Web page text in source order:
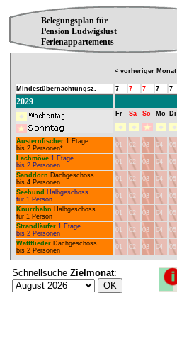
Belegungsplan für
Pension Ludwigslust
Ferienappartements
< vorheriger Monat
Mindestübernachtungsz. 7 7 7 7 7
2029
Fr Sa So Mo Di
Austernfischer 1.Etage
bis 2 Personen*
01 02 03 04 05
Lachmöve 1.Etage
bis 2 Personen
01 02 03 04 05
Sanddorn Dachgeschoss
bis 4 Personen
01 02 03 04 05
Seehund Halbgeschoss
für 1 Person
01 02 03 04 05
Knurrhahn Halbgeschoss
für 1 Person
01 02 03 04 05
Strandläufer 1.Etage
bis 2 Personen
01 02 03 04 05
Wattflieder Dachgeschoss
bis 2 Personen
01 02 03 04 05
Schnellsuche Zielmonat: